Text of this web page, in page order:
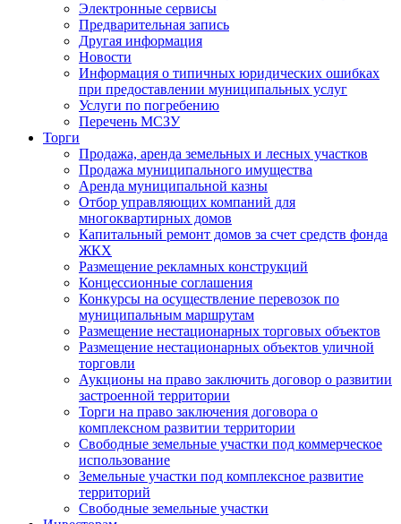
Электронные сервисы
Предварительная запись
Другая информация
Новости
Информация о типичных юридических ошибках
при предоставлении муниципальных услуг
Услуги по погребению
Перечень МСЗУ
Торги
Продажа, аренда земельных и лесных участков
Продажа муниципального имущества
Аренда муниципальной казны
Отбор управляющих компаний для
многоквартирных домов
Капитальный ремонт домов за счет средств фонда
ЖКХ
Размещение рекламных конструкций
Концессионные соглашения
Конкурсы на осуществление перевозок по
муниципальным маршрутам
Размещение нестационарных торговых объектов
Размещение нестационарных объектов уличной
торговли
Аукционы на право заключить договор о развитии
застроенной территории
Торги на право заключения договора о
комплексном развитии территории
Свободные земельные участки под коммерческое
использование
Земельные участки под комплексное развитие
территорий
Свободные земельные участки